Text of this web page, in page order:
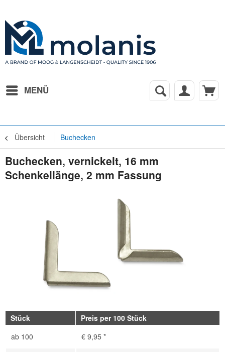
MENÜ
Übersicht Buchecken
Buchecken, vernickelt, 16 mm
Schenkellänge, 2 mm Fassung
Stück
Preis per 100 Stück
ab 100 € 9,95 *